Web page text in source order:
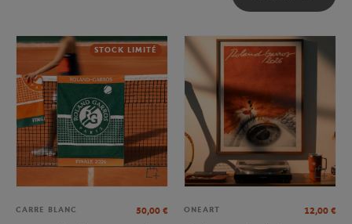
STOCK LIMITÉ
CARRE BLANC 50,00 €
ONEART 12,00 €